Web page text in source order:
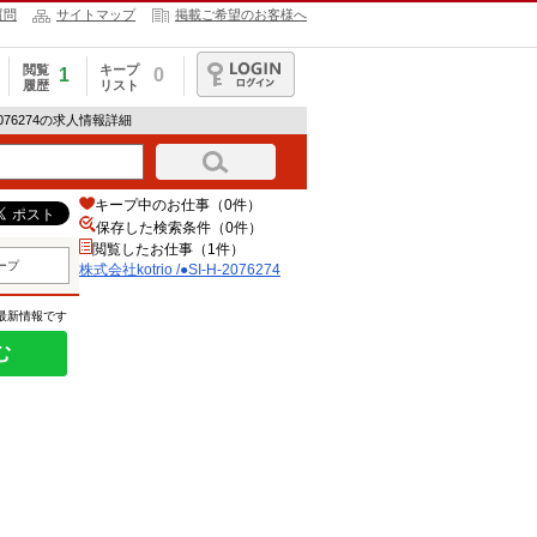
問 サイトマップ 掲載ご希望のお客様へ
閲覧
履歴
1
キープ
リスト
0
ログイン
の求人情報詳細
プ
新情報です
キープ中のお仕事（0件）
保存した検索条件（0件）
閲覧したお仕事（1件）
株式会社kotrio /●SI-H-2076274